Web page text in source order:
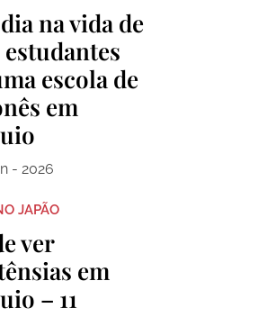
na vida de
escola de
em
- 2026
JAPÃO
ver
em
– 11